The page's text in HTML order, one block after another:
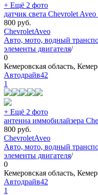
+ Ещё 2 фото
датчик света Chevrolet
800 руб.
ChevroletAveo
Авто, мото, водный
элементы двигателя/
0
Кемеровская область,
Автодрайв42
1
+ Ещё 2 фото
антенна иммобилайзера
800 руб.
ChevroletAveo
Авто, мото, водный
элементы двигателя/
0
Кемеровская область,
Автодрайв42
1